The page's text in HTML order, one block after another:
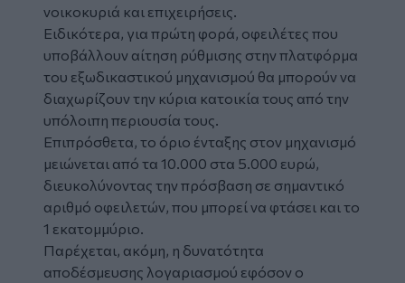
νοικοκυριά και επιχειρήσεις.
Ειδικότερα, για πρώτη φορά, οφειλέτες που
υποβάλλουν αίτηση ρύθμισης στην πλατφόρμα
του εξωδικαστικού μηχανισμού θα μπορούν να
διαχωρίζουν την κύρια κατοικία τους από την
υπόλοιπη περιουσία τους.
Επιπρόσθετα, το όριο ένταξης στον μηχανισμό
μειώνεται από τα 10.000 στα 5.000 ευρώ,
διευκολύνοντας την πρόσβαση σε σημαντικό
αριθμό οφειλετών, που μπορεί να φτάσει και το
1 εκατομμύριο.
Παρέχεται, ακόμη, η δυνατότητα
αποδέσμευσης λογαριασμού εφόσον ο